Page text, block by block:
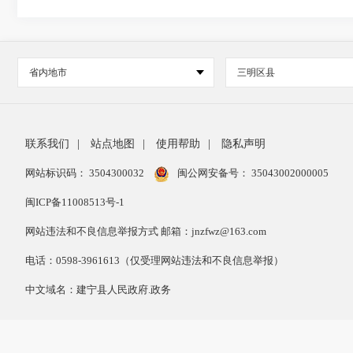
省内地市 三明区县
联系我们 | 站点地图 | 使用帮助 | 隐私声明
网站标识码： 3504300032 闽公网安备号： 35043002000005
闽ICP备11008513号-1
网站违法和不良信息举报方式 邮箱：jnzfwz@163.com
电话：0598-3961613（仅受理网站违法和不良信息举报）
中文域名：建宁县人民政府.政务